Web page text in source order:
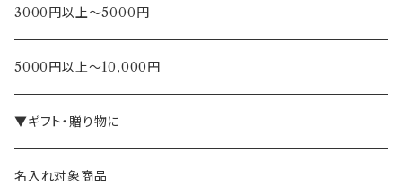
3000円以上～5000円
5000円以上～10,000円
▼ギフト・贈り物に
名入れ対象商品